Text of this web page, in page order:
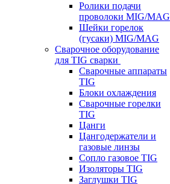
Ролики подачи
проволоки MIG/MAG
Шейки горелок
(гусаки) MIG/MAG
Сварочное оборудование
для TIG сварки
Сварочные аппараты
TIG
Блоки охлаждения
Сварочные горелки
TIG
Цанги
Цангодержатели и
газовые линзы
Сопло газовое TIG
Изоляторы TIG
Заглушки TIG